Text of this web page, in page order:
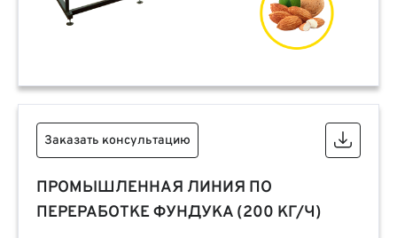
Заказать консультацию
ПРОМЫШЛЕННАЯ ЛИНИЯ ПО
ПЕРЕРАБОТКЕ ФУНДУКА (200 КГ/Ч)